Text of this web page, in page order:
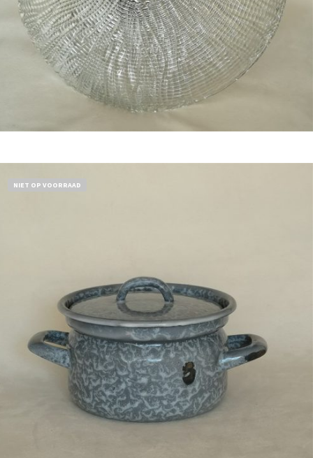
NIET OP VOORRAAD